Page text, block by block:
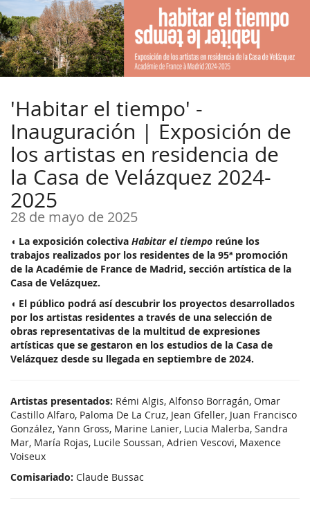
Ir al
contenido
principal
'Habitar el tiempo' -
Inauguración | Exposición de
los artistas en residencia de
la Casa de Velázquez 2024-
2025
28 de mayo de 2025
◖ La exposición colectiva Habitar el tiempo reúne los
trabajos realizados por los residentes de la 95ª promoción
de la Académie de France de Madrid, sección artística de la
Casa de Velázquez.
◖ El público podrá así descubrir los proyectos desarrollados
por los artistas residentes a través de una selección de
obras representativas de la multitud de expresiones
artísticas que se gestaron en los estudios de la Casa de
Velázquez desde su llegada en septiembre de 2024.
Artistas presentados: Rémi Algis, Alfonso Borragán, Omar
Castillo Alfaro, Paloma De La Cruz, Jean Gfeller, Juan Francisco
González, Yann Gross, Marine Lanier, Lucia Malerba, Sandra
Mar, María Rojas, Lucile Soussan, Adrien Vescovi, Maxence
Voiseux
Comisariado: Claude Bussac